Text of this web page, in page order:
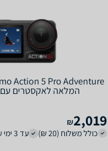
המלאה לאקסטרים עם 3 סוללות
2,019
₪
כולל משלוח (20 ₪)
עד 3 ימי עסקים